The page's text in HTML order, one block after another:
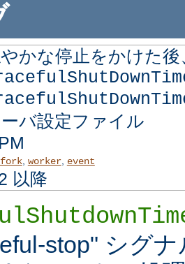
かな停止をかけた
バ設定ファイル
, worker, event
以降
stop" シグ